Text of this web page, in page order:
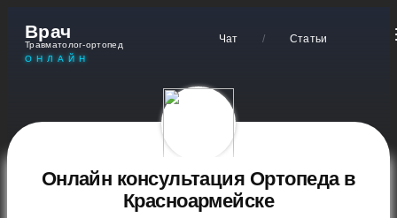
Врач
Травматолог-ортопед
ОНЛАЙН
Чат / Статьи
Онлайн консультация Ортопеда в
Красноармейске